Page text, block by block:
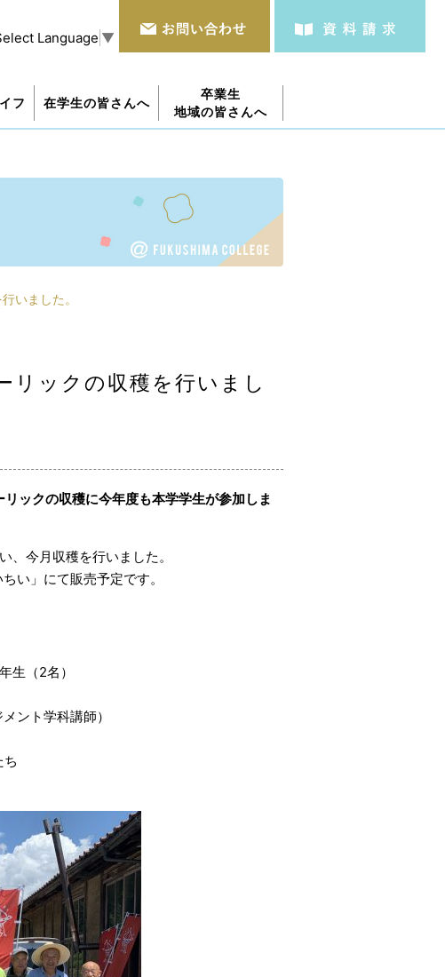
Language ▼
フ 在学生の皆さんへ
卒業生
地域の皆さんへ
いました。
リックの収穫を行いまし
ックの収穫に今年度も本学学生が参加しま
、今月収穫を行いました。
い」にて販売予定です。
生（2名）
ント学科講師）
ち